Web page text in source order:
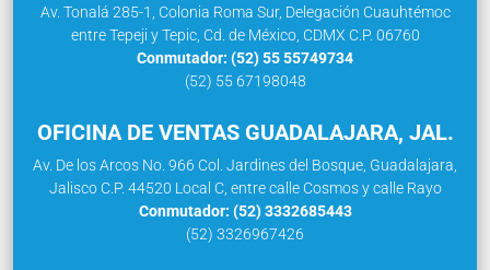
Av. Tonalá 285-1, Colonia Roma Sur, Delegación Cuauhtémoc
entre Tepeji y Tepic, Cd. de México, CDMX C.P. 06760
Conmutador: (52) 55 55749734
(52) 55 67198048
OFICINA DE VENTAS GUADALAJARA, JAL.
Av. De los Arcos No. 966 Col. Jardines del Bosque, Guadalajara,
Jalisco C.P. 44520 Local C, entre calle Cosmos y calle Rayo
Conmutador: (52) 3332685443
(52) 3326967426